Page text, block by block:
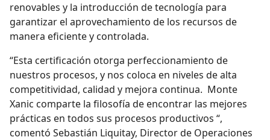
renovables y la introducción de tecnología para
garantizar el aprovechamiento de los recursos de
manera eficiente y controlada.
“Esta certificación otorga perfeccionamiento de
nuestros procesos, y nos coloca en niveles de alta
competitividad, calidad y mejora continua. Monte
Xanic comparte la filosofía de encontrar las mejores
prácticas en todos sus procesos productivos “,
comentó Sebastián Liquitay, Director de Operaciones